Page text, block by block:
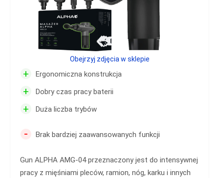
+ Ergonomiczna konstrukcja
+ Dobry czas pracy baterii
+ Duża liczba trybów
- Brak bardziej zaawansowanych funkcji
Gun ALPHA AMG-04 przeznaczony jest do intensywnej
pracy z mięśniami pleców, ramion, nóg, karku i innych
Obejrzyj zdjęcia w sklepie